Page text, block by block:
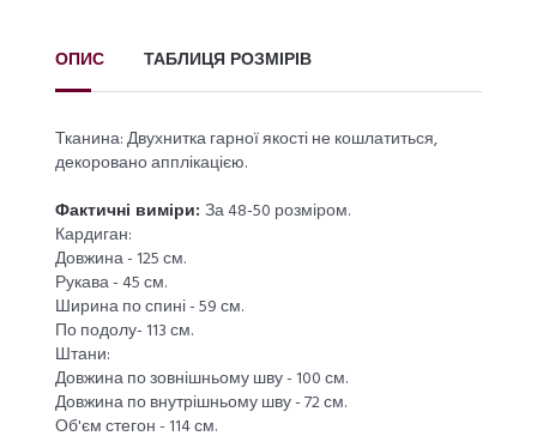
ОПИС ТАБЛИЦЯ РОЗМІРІВ
Тканина: Двухнитка гарної якості не кошлатиться,
декоровано апплікацією.
Фактичні виміри:За 48-50 розміром.
Кардиган:
Довжина - 125 см.
Рукава - 45 см.
Ширина по спині - 59 см.
По подолу- 113 см.
Штани:
Довжина по зовнішньому шву - 100 см.
Довжина по внутрішньому шву - 72 см.
Об'єм стегон - 114 см.